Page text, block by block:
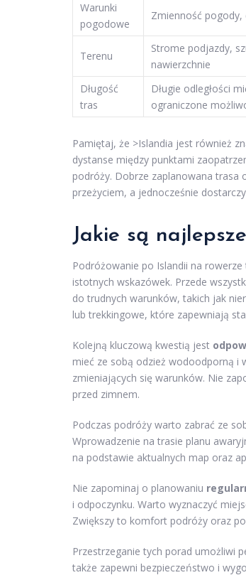
Warunki
pogodowe
Zmienność pogody,
Terenu
Strome podjazdy,
nawierzchnie
Długość
tras
Długie odległości
ograniczone
Pamiętaj, że >Islandia jest również
dystanse między punktami
podróży. Dobrze zaplanowana trasa
przeżyciem, a jednocześnie
Jakie są
Podróżowanie po Islandii na
istotnych wskazówek. Przede
do trudnych warunków, takich jak
lub trekkingowe, które zapewniają
Kolejną kluczową kwestią jest
mieć ze sobą odzież wodoodporną i
zmieniających się warunków. Nie
przed zimnem.
Podczas podróży warto zabrać ze
Wprowadzenie na trasie planu
na podstawie aktualnych map oraz
Nie zapominaj o planowaniu
i odpoczynku. Warto wyznaczyć
Zwiększy to komfort podróży oraz
Przestrzeganie tych porad umożliwi
także zapewni bezpieczeństwo i